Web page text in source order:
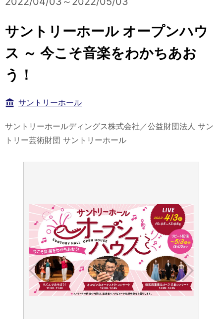
サントリーホール オープンハウ
ス ～ 今こそ音楽をわかちあお
う！
サントリーホール
サントリーホールディングス株式会社／公益財団法人 サン
トリー芸術財団 サントリーホール